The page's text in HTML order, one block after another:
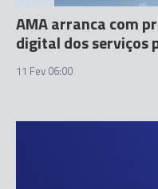
AMA arranca com
digital dos serviços
11 Fev 06:00